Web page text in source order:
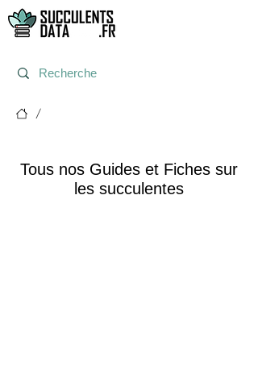
/
Tous nos Guides et Fiches sur
les succulentes